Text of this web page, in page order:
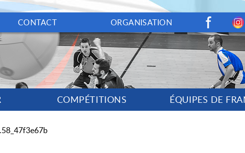
CONTACT ORGANISATION
COMPÉTITIONS ÉQUIPES DE
Facebook